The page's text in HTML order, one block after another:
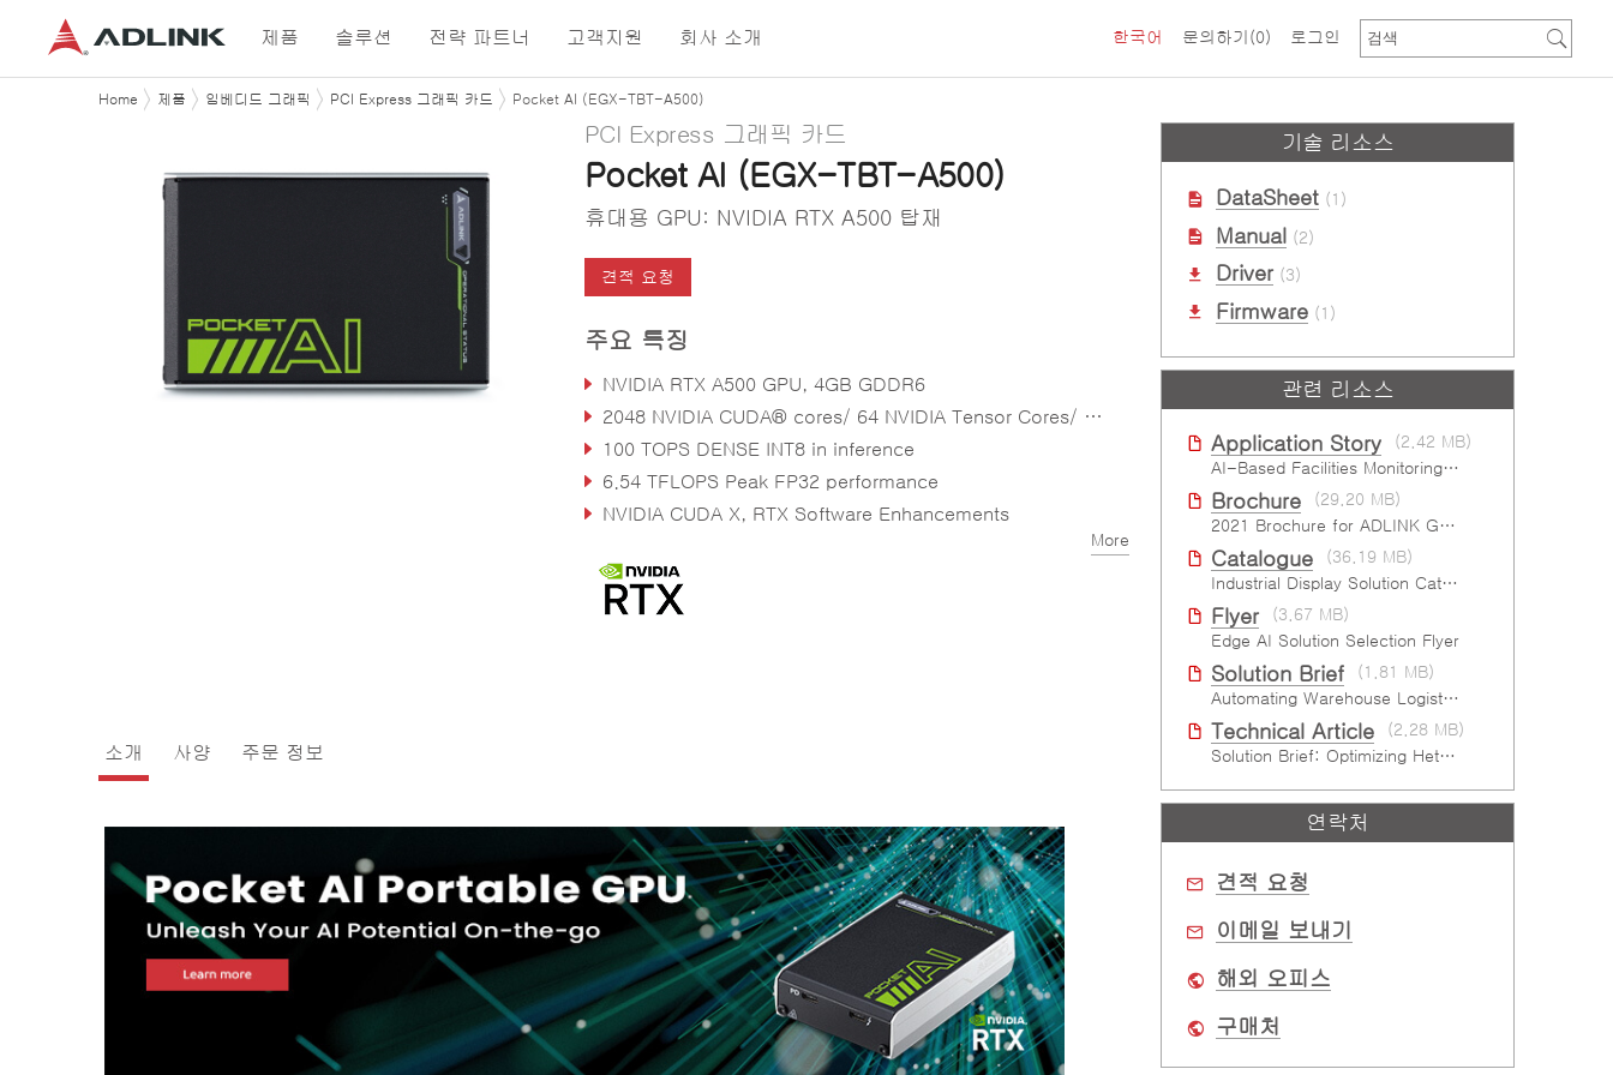
문의하기 (0)
한국어 로그인
제품 솔루션 전략 파트너 고객지원 회사 소개
Home 제품 임베디드 그래픽 PCI Express 그래픽 카드 Pocket AI (EGX-TBT-A500)
PCI Express 그래픽 카드
Pocket AI (EGX-TBT-A500)
휴대용 GPU: NVIDIA RTX A500 탑재
견적 요청
주요 특징
NVIDIA RTX A500 GPU, 4GB GDDR6
2048 NVIDIA CUDA® cores/ 64 NVIDIA Tensor Cores/ 16 NVIDIA RT Cores
100 TOPS DENSE INT8 in inference
6.54 TFLOPS Peak FP32 performance
NVIDIA CUDA X, RTX Software Enhancements
More
소개 사양 주문 정보
기술 리소스
DataSheet (1)
Manual (2)
Driver (3)
Firmware (1)
관련 리소스
Application Story
(2.42 MB)
AI-Based Facilities Monitoring Improves Workplace Safety
Brochure
(29.20 MB)
2021 Brochure for ​ADLINK GPU Solutions
Catalogue
(36.19 MB)
Industrial Display Solution Catalog 2026
Flyer
(3.67 MB)
Edge AI Solution Selection Flyer
Solution Brief
(1.81 MB)
Automating Warehouse Logistics with AI
Technical Article
(2.28 MB)
Solution Brief: Optimizing Heterogeneous Computing
연락처
견적 요청
이메일 보내기
해외 오피스
구매처